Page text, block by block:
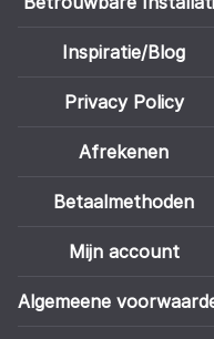
Inspiratie/Blog
Privacy Policy
Afrekenen
Betaalmethoden
Mijn account
Algemeene